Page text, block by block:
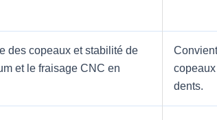
des copeaux et stabilité de
et le fraisage CNC en
dents.